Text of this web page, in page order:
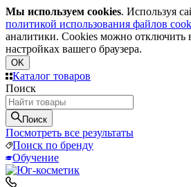
Мы используем cookies. Используя
политикой использования файлов
аналитики. Cookies можно отключить
настройках вашего браузера.
OK
Каталог товаров
Поиск
Поиск
Посмотреть все результаты
Поиск по бренду
Обучение